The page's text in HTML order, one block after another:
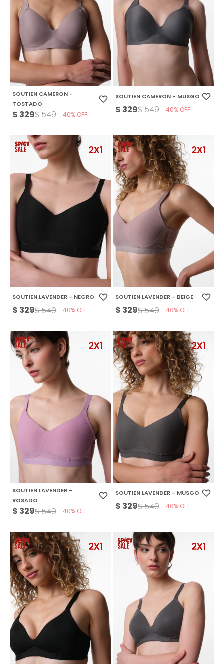
SOUTIEN CAMERON -
TOSTADO
$ 329$549 40
SOUTIEN CAMERON - MUSGO
$ 329$549 40
SOUTIEN LAVENDER - NEGRO
$ 329$549 40
SOUTIEN LAVENDER - BEIGE
$ 329$549 40
SOUTIEN LAVENDER -
ROSADO
$ 329$549 40
SOUTIEN LAVENDER - MUSGO
$ 329$549 40